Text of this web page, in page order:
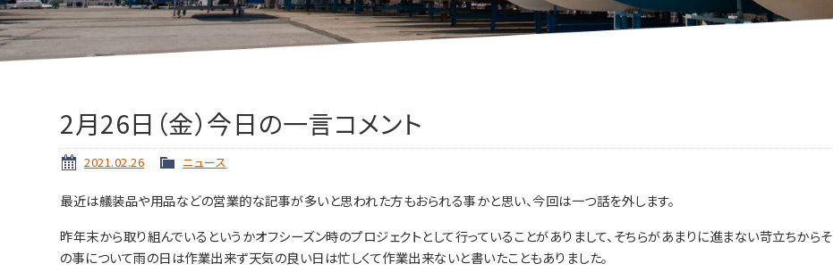
2月26日（金）今日の一言コメント
2021.02.26 ニュース
最近は艤装品や用品などの営業的な記事が多いと思われた方もおられる事かと思い、今回は一つ話を外します。
昨年末から取り組んでいるというかオフシーズン時のプロジェクトとして行っていることがありまして、そちらがあまりに進まない苛立ちからそ
の事について雨の日は作業出来ず天気の良い日は忙しくて作業出来ないと書いたこともありました。